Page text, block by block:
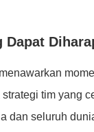
Dapat
tim yang
dan seluruh